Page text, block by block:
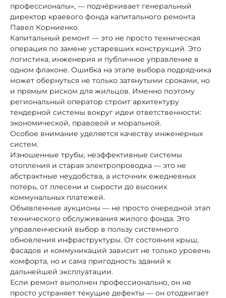
профессионалы», — подчёркивает генеральный
директор краевого фонда капитального ремонта
Павел Корниенко.
Капитальный ремонт — это не просто техническая
операция по замене устаревших конструкций. Это
логистика, инженерия и публичное управление в
одном флаконе. Ошибка на этапе выбора подрядчика
может обернуться не только затянутыми сроками, но
и прямым риском для жильцов. Именно поэтому
региональный оператор строит архитектуру
тендерной системы вокруг идеи ответственности:
экономической, правовой и моральной.
Особое внимание уделяется качеству инженерных
систем.
Изношенные трубы, неэффективные системы
отопления и старая электропроводка — это не
абстрактные неудобства, а источник ежедневных
потерь, от плесени и сырости до высоких
коммунальных платежей.
Объявленные аукционы — не просто очередной этап
технического обслуживания жилого фонда. Это
управленческий выбор в пользу системного
обновления инфраструктуры. От состояния крыш,
фасадов и коммуникаций зависит не только уровень
комфорта, но и сама пригодность зданий к
дальнейшей эксплуатации.
Если ремонт выполнен профессионально, он не
просто устраняет текущие дефекты — он отодвигает